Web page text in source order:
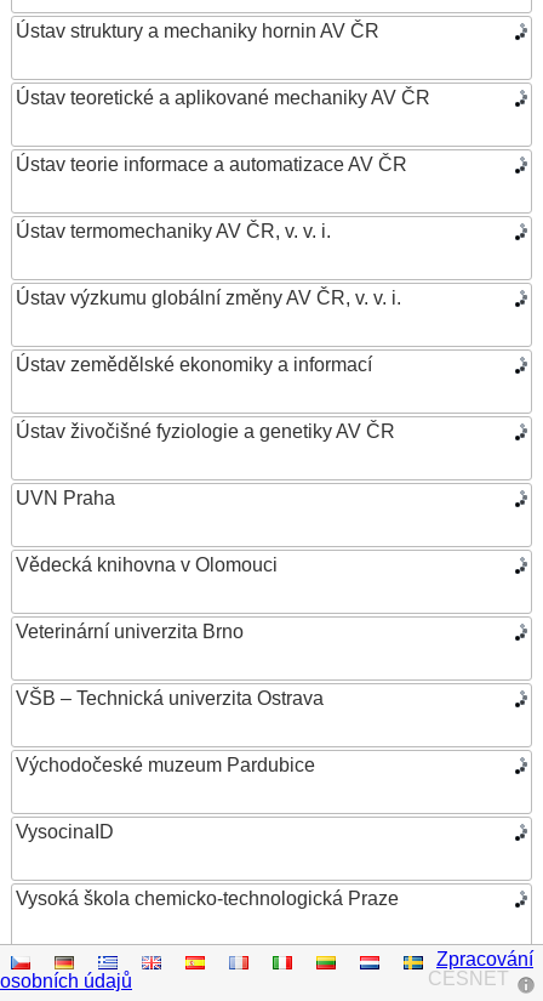
Ústav struktury a mechaniky hornin AV ČR
Ústav teoretické a aplikované mechaniky AV ČR
Ústav teorie informace a automatizace AV ČR
Ústav termomechaniky AV ČR, v. v. i.
Ústav výzkumu globální změny AV ČR, v. v. i.
Ústav zemědělské ekonomiky a informací
Ústav živočišné fyziologie a genetiky AV ČR
UVN Praha
Vědecká knihovna v Olomouci
Veterinární univerzita Brno
VŠB – Technická univerzita Ostrava
Východočeské muzeum Pardubice
VysocinaID
Vysoká škola chemicko-technologická Praze
Vysoká škola ekonomická v Praze
CESNET
Zpracování
osobních údajů